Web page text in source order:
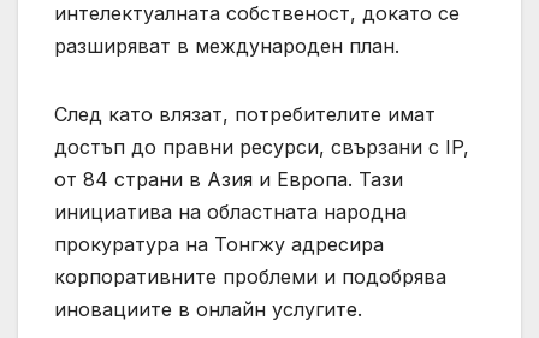
интелектуалната собственост, докато се
разширяват в международен план.
След като влязат, потребителите имат
достъп до правни ресурси, свързани с IP,
от 84 страни в Азия и Европа. Тази
инициатива на областната народна
прокуратура на Тонгжу адресира
корпоративните проблеми и подобрява
иновациите в онлайн услугите.